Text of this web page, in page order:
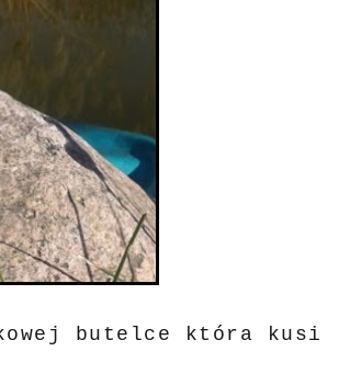
butelce która kusi